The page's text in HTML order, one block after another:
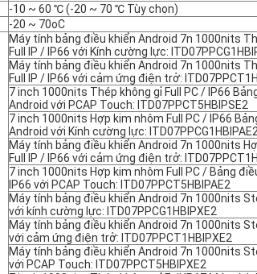
-10 ~ 60 ℃ (-20 ~ 70 ℃ Tùy chọn)
-20 ~ 70oC
Máy tính bảng điều khiển Android 7n 1000nits
Full IP / IP66 với Kính cường lực:
Máy tính bảng điều khiển Android 7n 1000nits
Full IP / IP66 với cảm ứng điện trở:
7 inch 1000nits Thép không gỉ Full PC / IP66
Android với PCAP Touch: ITD07PPCT5HBIPSE2
7 inch 1000nits Hợp kim nhôm Full PC / IP66
Android với Kính cường lực: ITD07PPCG1HBIPAE2
Máy tính bảng điều khiển Android 7n 1000nits
Full IP / IP66 với cảm ứng điện trở:
7 inch 1000nits Hợp kim nhôm Full PC / Bảng
IP66 với PCAP Touch: ITD07PPCT5HBIPAE2
Máy tính bảng điều khiển Android 7n 1000nits
với kính cường lực: ITD07PPCG1HBIPXE2
Máy tính bảng điều khiển Android 7n 1000nits
với cảm ứng điện trở: ITD07PPCT1HBIPXE2
Máy tính bảng điều khiển Android 7n 1000nits
với PCAP Touch: ITD07PPCT5HBIPXE2